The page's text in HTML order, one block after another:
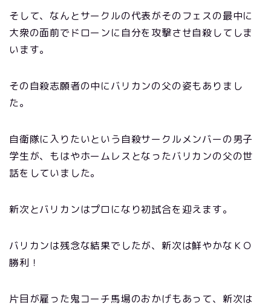
そして、なんとサークルの代表がそのフェスの最中に
大衆の面前でドローンに自分を攻撃させ自殺してしま
います。
その自殺志願者の中にバリカンの父の姿もありまし
た。
自衛隊に入りたいという自殺サークルメンバーの男子
学生が、もはやホームレスとなったバリカンの父の世
話をしていました。
新次とバリカンはプロになり初試合を迎えます。
バリカンは残念な結果でしたが、新次は鮮やかなＫＯ
勝利！
片目が雇った鬼コーチ馬場のおかげもあって、新次は